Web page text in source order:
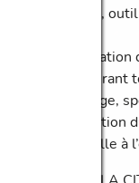
Bulletin,
vécus
vernissage,
Valorisation
maternelle à